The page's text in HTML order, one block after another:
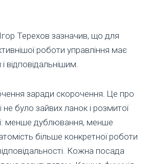
Терехов зазначив, що для
роботи управління має
відповідальнішим.
заради скорочення. Це про
було зайвих ланок і розмитої
менше дублювання, менше
більше конкретної роботи
Кожна посада